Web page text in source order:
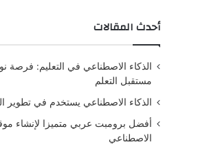
أحدث المقالات
الذكاء الاصطناعي في التعليم: فرصة
مستقبل التعلم
الذكاء الاصطناعي يستخدم في تطوير
أفضل برومبت عربي متميزا لإنشاء
الاصطناعي